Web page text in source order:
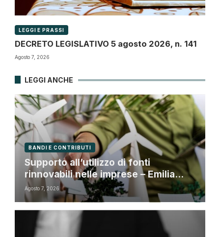
LEGGI E PRASSI
DECRETO LEGISLATIVO 5 agosto 2026, n. 141
Agosto 7, 2026
LEGGI ANCHE
BANDI E CONTRIBUTI
Supporto all’utilizzo di fonti
rinnovabili nelle imprese – Emilia
Romagna
Agosto 7, 2026